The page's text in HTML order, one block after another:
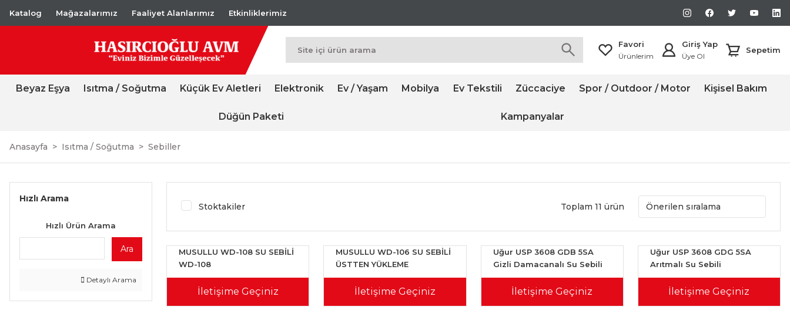
Katalog Mağazalarımız Faaliyet Alanlarımız Etkinliklerimiz
Favori
Ürünlerim
Giriş Yap
Üye Ol
Sepetim
Beyaz Eşya Isıtma / Soğutma Küçük Ev Aletleri Elektronik Ev / Yaşam Mobilya Ev Tekstili Züccaciye Spor / Outdoor / Motor Kişisel Bakım
Düğün Paketi Kampanyalar
Anasayfa Isıtma / Soğutma Sebiller
Hızlı Arama
Hızlı Ürün Arama
Ara
Detaylı Arama
Stoktakiler Toplam 11 ürün
MUSULLU WD-108 SU SEBİLİ
WD-108
İletişime Geçiniz
MUSULLU WD-106 SU SEBİLİ
ÜSTTEN YÜKLEME
İletişime Geçiniz
Uğur USP 3608 GDB 5SA
Gizli Damacanalı Su Sebili
İletişime Geçiniz
Uğur USP 3608 GDG 5SA
Arıtmalı Su Sebili
İletişime Geçiniz